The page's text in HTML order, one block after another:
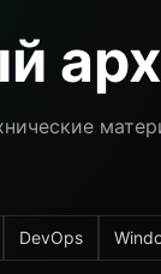
DevOps